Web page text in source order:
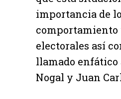
importancia de
comportamiento
electorales así
llamado enfático
Nogal y Juan